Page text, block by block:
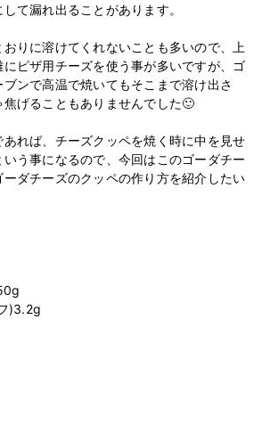
て漏れ出ることがあります。
りに溶けてくれないことも多いので、上
ピザ用チーズを使う事が多いですが、ゴ
ンで高温で焼いてもそこまで溶け出さ
げることもありませんでした🙂
れば、チーズクッペを焼く時に中を見せ
う事になるので、今回はこのゴーダチー
ダチーズのクッペの作り方を紹介したい
)3.2g